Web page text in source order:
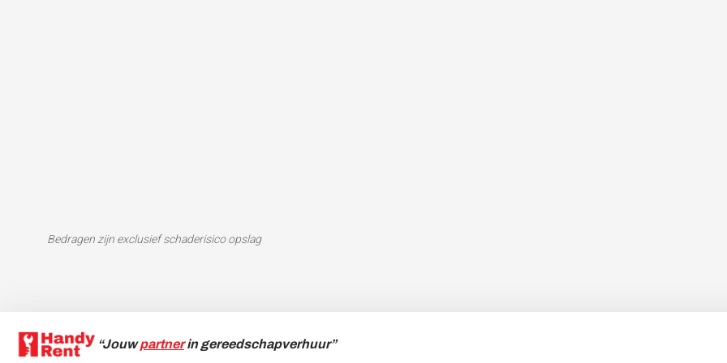
Bedragen zijn exclusief schaderisico opslag
“Jouw partner in gereedschapverhuur”